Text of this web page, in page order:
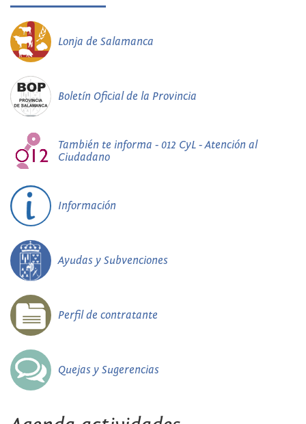
Lonja de Salamanca
Boletín Oficial de la Provincia
También te informa - 012 CyL - Atención al
Ciudadano
Información
Ayudas y Subvenciones
Perfil de contratante
Quejas y Sugerencias